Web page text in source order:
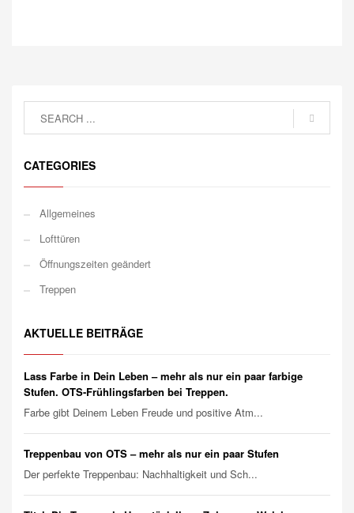
CATEGORIES
Allgemeines
Lofttüren
Öffnungszeiten geändert
Treppen
AKTUELLE BEITRÄGE
Lass Farbe in Dein Leben – mehr als nur ein paar farbige
Stufen. OTS-Frühlingsfarben bei Treppen.
Farbe gibt Deinem Leben Freude und positive Atm...
Treppenbau von OTS – mehr als nur ein paar Stufen
Der perfekte Treppenbau: Nachhaltigkeit und Sch...